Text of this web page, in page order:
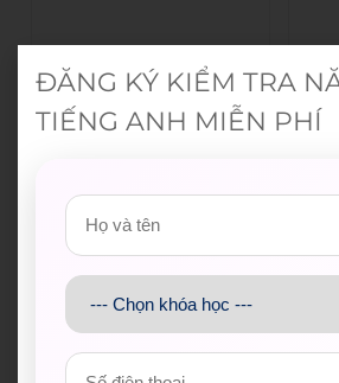
ĐĂNG KÝ KIỂM TRA
TIẾNG ANH MIỄN PHÍ